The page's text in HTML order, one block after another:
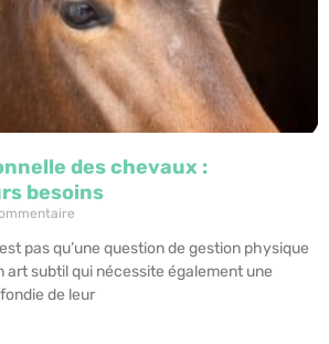
des chevaux :
besoins
pas qu’une question de gestion physique
art subtil qui nécessite également une
de leur